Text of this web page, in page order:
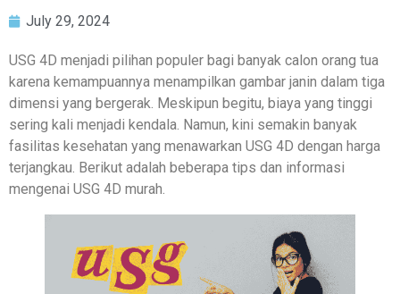
July 29, 2024
USG 4D menjadi pilihan populer bagi banyak calon orang tua
karena kemampuannya menampilkan gambar janin dalam tiga
dimensi yang bergerak. Meskipun begitu, biaya yang tinggi
sering kali menjadi kendala. Namun, kini semakin banyak
fasilitas kesehatan yang menawarkan USG 4D dengan harga
terjangkau. Berikut adalah beberapa tips dan informasi
mengenai USG 4D murah.